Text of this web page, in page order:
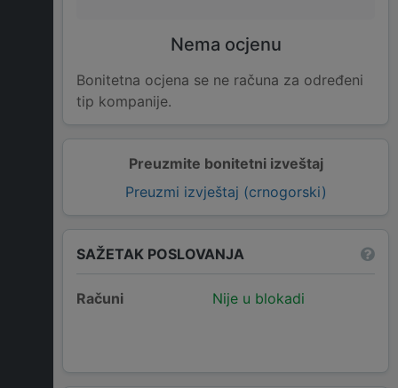
Preuzmite bonitetni izveštaj
Preuzmi izvještaj (crnogorski)
Nema ocjenu
Bonitetna ocjena se ne računa za određeni
tip kompanije.
SAŽETAK POSLOVANJA
Računi Nije u blokadi